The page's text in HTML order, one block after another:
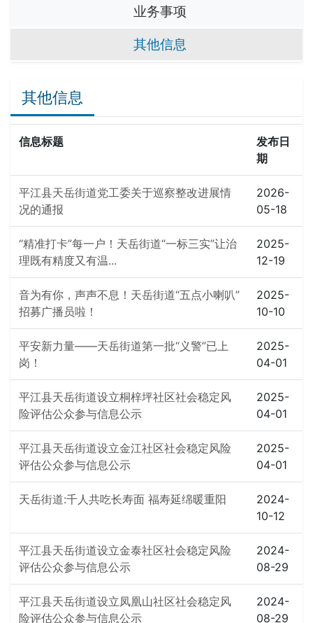
业务事项
其他信息
其他信息
信息标题
发布日
期
平江县天岳街道党工委关于巡察整改进展情
况的通报
2026-
05-18
“精准打卡”每一户！天岳街道“一标三实”让治
理既有精度又有温...
2025-
12-19
音为有你，声声不息！天岳街道“五点小喇叭”
招募广播员啦！
2025-
10-10
平安新力量——天岳街道第一批“义警”已上
岗！
2025-
04-01
平江县天岳街道设立桐梓坪社区社会稳定风
险评估公众参与信息公示
2025-
04-01
平江县天岳街道设立金江社区社会稳定风险
评估公众参与信息公示
2025-
04-01
天岳街道:千人共吃长寿面 福寿延绵暖重阳
2024-
10-12
平江县天岳街道设立金泰社区社会稳定风险
评估公众参与信息公示
2024-
08-29
平江县天岳街道设立凤凰山社区社会稳定风
险评估公众参与信息公示
2024-
08-29